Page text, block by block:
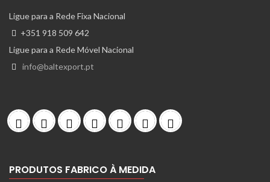
Ligue para a Rede Fixa Nacional
+351 918 509 642
Ligue para a Rede Móvel Nacional
info@baltexport.pt
PRODUTOS FABRICO À MEDIDA